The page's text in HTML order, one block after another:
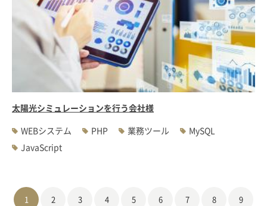
太陽光シミュレーションを行う会社様
WEBシステム
PHP 業務ツール
MySQL
JavaScript
1 2 3 4 5 6 7 8 9